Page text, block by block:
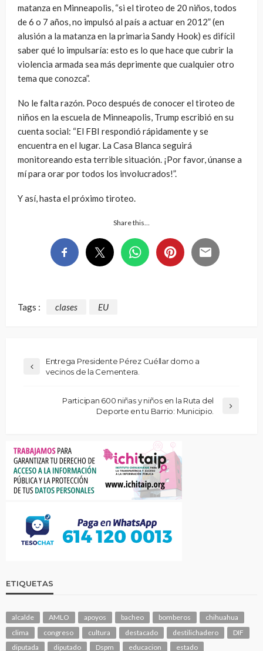
matanza en Minneapolis, “si el tiroteo de 20 niños, todos
de 6 o 7 años, no impulsó al país a actuar en 2012” (en
alusión a la matanza en la primaria Sandy Hook) es difícil
saber qué lo impulsaría: esto es lo que hace que cubrir la
violencia armada sea más deprimente que cualquier otro
tema que conozca”.
No le falta razón. Poco después de conocer el tiroteo de
niños en la escuela de Minneapolis, Trump escribió en su
cuenta social: “El FBI respondió rápidamente y se
encuentra en el lugar. La Casa Blanca seguirá
monitoreando esta terrible situación. ¡Por favor, únanse a
mí para orar por todos los involucrados!”.
Y así, hasta el próximo tiroteo.
Share this…
Tags : clases EU
Entrega Presidente Pérez Cuéllar domo a
vecinos de la Cementera.
Participan 600 niñas y niños en la Ruta del
Deporte en tu Barrio: Municipio.
ETIQUETAS
alcalde AMLO apoyos bacheo bomberos
chihuahua
clima
congreso cultura destacado destilichadero
DIF
diputada
diputado Dspm educacion
estado